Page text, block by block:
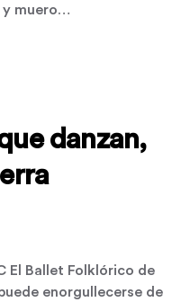
y muero…
danzan,
El Ballet Folklórico de
enorgullecerse de